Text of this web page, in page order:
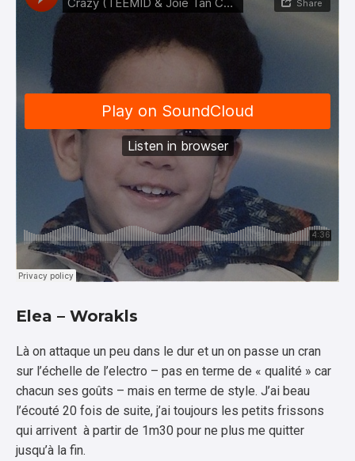
Elea – Worakls
Là on attaque un peu dans le dur et un on passe un cran
sur l’échelle de l’electro – pas en terme de « qualité » car
chacun ses goûts – mais en terme de style. J’ai beau
l’écouté 20 fois de suite, j’ai toujours les petits frissons
qui arrivent à partir de 1m30 pour ne plus me quitter
jusqu’à la fin.